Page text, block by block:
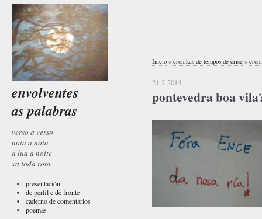
envolventes
as palabras
verso a verso
nota a nota
a lua a noite
xa toda rota
presentación
de perfil e de fronte
caderno de comentarios
poemas
Inicio » cronikas de tempos de crise »
21-2-2014
pontevedra boa